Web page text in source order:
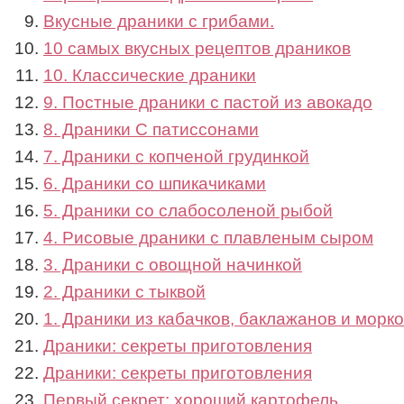
Вкусные драники с грибами.
10 самых вкусных рецептов драников
10. Классические драники
9. Постные драники с пастой из авокадо
8. Драники С патиссонами
7. Драники с копченой грудинкой
6. Драники со шпикачиками
5. Драники со слабосоленой рыбой
4. Рисовые драники с плавленым сыром
3. Драники с овощной начинкой
2. Драники с тыквой
1. Драники из кабачков, баклажанов и
Драники: секреты приготовления
Драники: секреты приготовления
Первый секрет: хороший картофель